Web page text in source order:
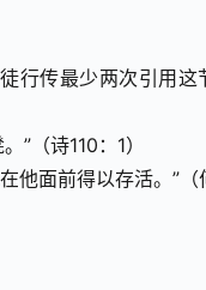
行传最少两次引用这
（诗110：1）
他面前得以存活。”（